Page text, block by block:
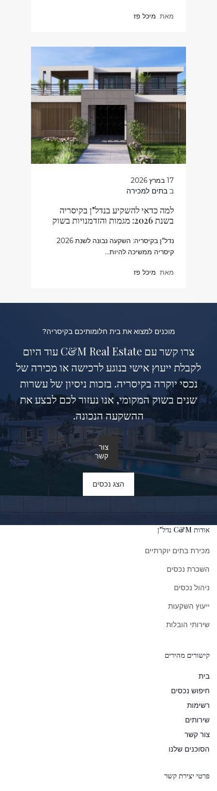
מאת מיכל פז
17 במרץ 2026
ב בתים למכירה
למה כדאי להשקיע בנדל"ן בקיסריה
בשנת 2026: מגמות והזדמנויות בשוק
נדל"ן בקיסריה: השקעה נבונה לשנת 2026
קיסריה ממשיכה להיות…
מאת מיכל פז
מוכנים למצוא את בית חלומותיכם בקיסריה?
צרו קשר עם C&M Real Estate עוד היום
לקבלת ייעוץ אישי בנוגע לרכישה או מכירה של
נכסי יוקרה בקיסריה. בזכות ניסיון של עשרות
שנים בשוק המקומי, אנו נעזור לכם לבצע את
ההשקעה הנכונה.
צור
קשר
הצג נכסים
אודות C&M נדל"ן
מכירת בתים יוקרתיים
השכרת נכסים
ניהול נכסים
ייעוץ השקעות
שירותי הובלות
קישורים מהירים
בית
חיפוש נכסים
רשימות
שירותים
צור קשר
הסוכנים שלנו
פרטי יצירת קשר